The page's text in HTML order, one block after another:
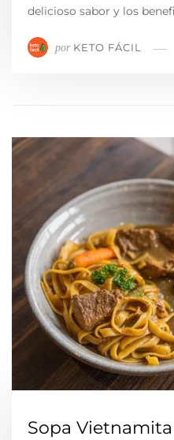
delicioso sabor y los
por KETO FÁCIL
Sopa